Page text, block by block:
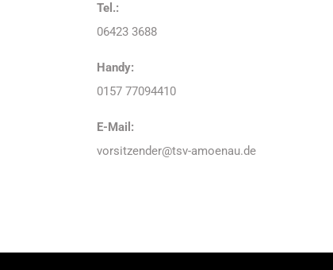
Tel.:
06423 3688
Handy:
0157 77094410
E-Mail:
vorsitzender@tsv-amoenau.de